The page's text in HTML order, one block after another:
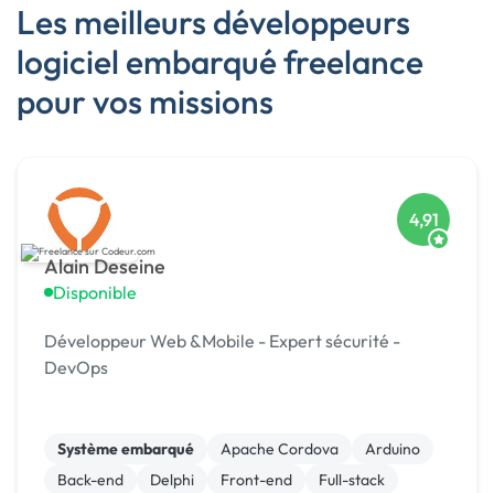
Les meilleurs développeurs
logiciel embarqué freelance
pour vos missions
Alain Deseine
Disponible
4,91
Développeur Web &Mobile - Expert sécurité -
DevOps
Système embarqué Apache Cordova
Arduino
Back-end
Delphi Front-end
Full-stack